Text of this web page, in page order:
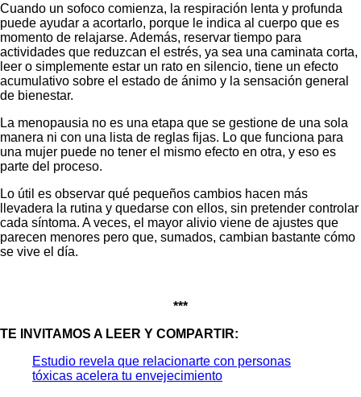
Cuando un sofoco comienza, la respiración lenta y profunda
puede ayudar a acortarlo, porque le indica al cuerpo que es
momento de relajarse. Además, reservar tiempo para
actividades que reduzcan el estrés, ya sea una caminata corta,
leer o simplemente estar un rato en silencio, tiene un efecto
acumulativo sobre el estado de ánimo y la sensación general
de bienestar.
La menopausia no es una etapa que se gestione de una sola
manera ni con una lista de reglas fijas. Lo que funciona para
una mujer puede no tener el mismo efecto en otra, y eso es
parte del proceso.
Lo útil es observar qué pequeños cambios hacen más
llevadera la rutina y quedarse con ellos, sin pretender controlar
cada síntoma. A veces, el mayor alivio viene de ajustes que
parecen menores pero que, sumados, cambian bastante cómo
se vive el día.
***
TE INVITAMOS A LEER Y COMPARTIR:
Estudio revela que relacionarte con personas
tóxicas acelera tu envejecimiento